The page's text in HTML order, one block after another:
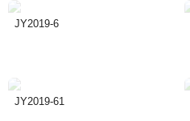
JY2019-6
JY2019-61